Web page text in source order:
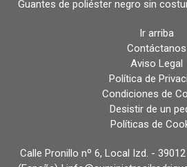
Guantes de poliéster negro sin
Ir arriba
Contáctanos
Aviso Legal
Política de
Condiciones de
Desistir de un
Políticas de
Calle Pronillo nº 6, Local Izd. -